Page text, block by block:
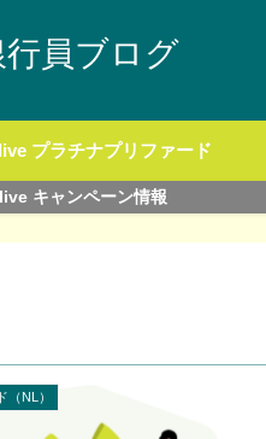
行員ブログ
プラチナプリファード
キャンペーン情報
（NL）